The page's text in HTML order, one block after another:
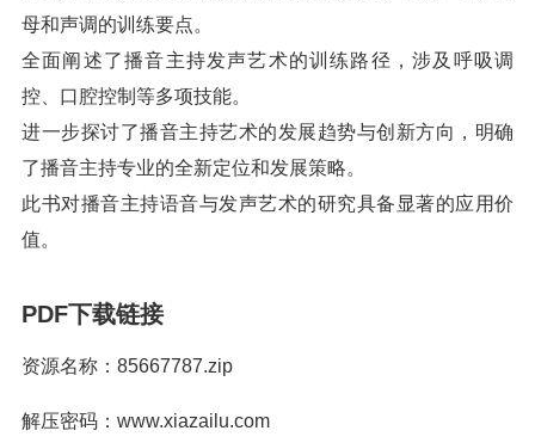
母和声调的训练要点。
全面阐述了播音主持发声艺术的训练路径，涉及呼吸调
控、口腔控制等多项技能。
进一步探讨了播音主持艺术的发展趋势与创新方向，明确
了播音主持专业的全新定位和发展策略。
此书对播音主持语音与发声艺术的研究具备显著的应用价
值。
PDF下载链接
资源名称：85667787.zip
解压密码：www.xiazailu.com